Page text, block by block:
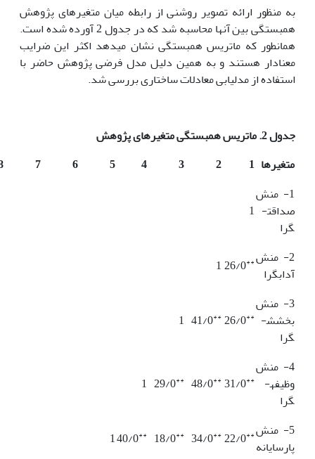
به منظور ارائه تصویر روشنی از رابطه میان متغیرهای پژوهش
همبستگی بین آن­ها محاسبه شد که در جدول 2 آورده شده است.
همانطور که ماتریس همبستگی نشان می­دهد اکثر این ضرایب
معنادار هستند و به همین دلیل مدل فرضی پژوهش حاضر با
استفاده از مدل­یابی معادلات ساختاری بررسی شد.
جدول 2. ماتریس همبستگی متغیرهای پژوهش
متغیرها 1
2
3
4
5
6
7
1- منش
صداقت­
گرا
1
2- منش
آداب­گرا
**
26/0
1
3- منش
بخشش­
گرا
**
26/0
**
41/0
1
4- منش
وظیفه­
گرا
**
31/0
**
48/0
**
29/0
1
5- منش
پارسایانه
**
22/0
**
34/0
**
18/0
**
40/0
1